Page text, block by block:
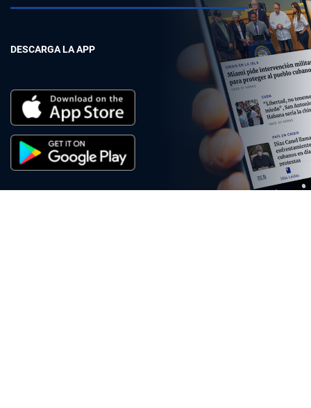
DESCARGA LA APP